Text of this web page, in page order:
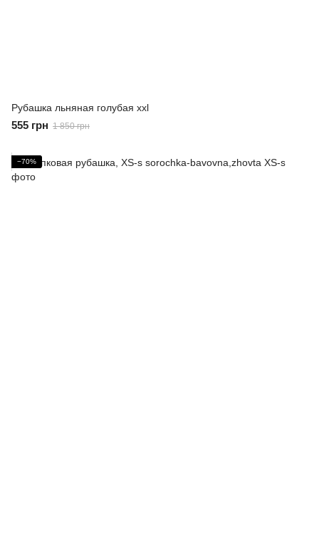
Рубашка льняная голубая xxl
555 грн 1 850 грн
−70%